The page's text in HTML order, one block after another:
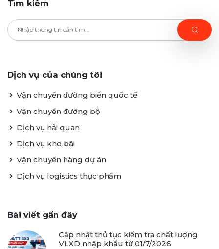
Tìm kiếm
Dịch vụ của chúng tôi
Vận chuyển đường biển quốc tế
Vận chuyển đường bộ
Dịch vụ hải quan
Dịch vụ kho bãi
Vận chuyển hàng dự án
Dịch vụ logistics thực phẩm
Bài viết gần đây
Cập nhật thủ tục kiểm tra chất lượng
VLXD nhập khẩu từ 01/7/2026